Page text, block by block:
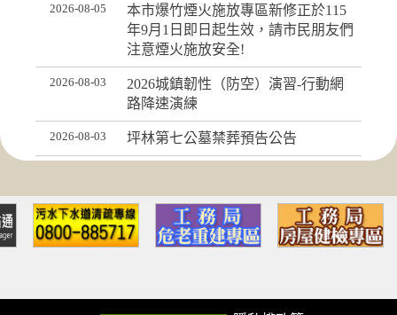
2026-08-05
本市爆竹煙火施放專區新修正於115
年9月1日即日起生效，請市民朋友們
注意煙火施放安全!
2026-08-03
2026城鎮韌性（防空）演習-行動網
路降速演練
2026-08-03 坪林第七公墓禁葬預告公告